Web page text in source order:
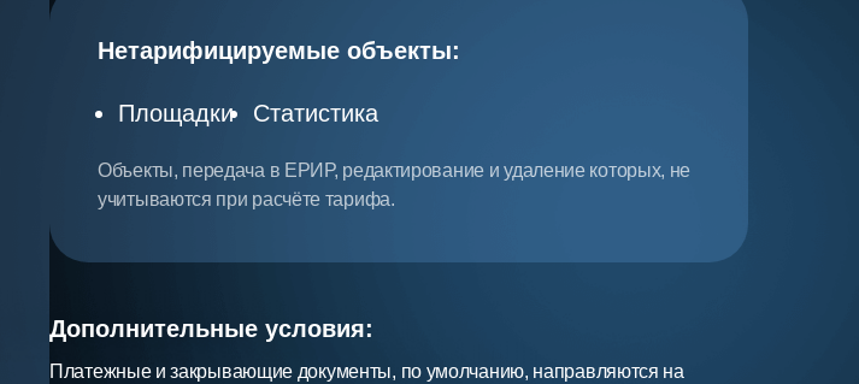
Нетарифицируемые объекты:
Площадки Статистика
Объекты, передача в ЕРИР, редактирование и удаление которых, не
учитываются при расчёте тарифа.
Дополнительные условия:
Платежные и закрывающие документы, по умолчанию, направляются на